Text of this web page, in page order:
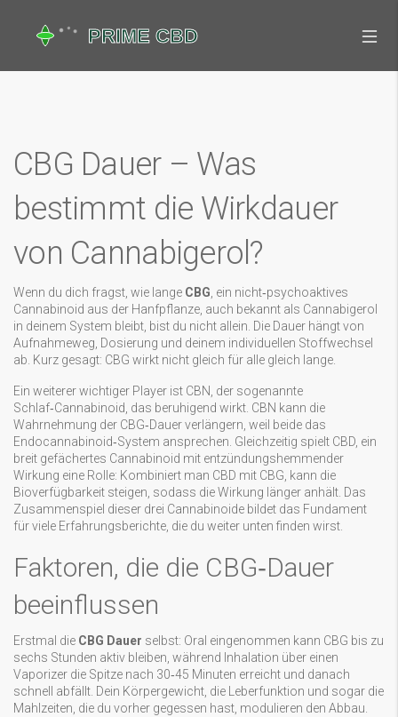
CBG Dauer – Was
bestimmt die Wirkdauer
von Cannabigerol?
Wenn du dich fragst, wie lange CBG ein nicht‑psychoaktives
Cannabinoid aus der Hanfpflanze , auch bekannt als Cannabigerol
in deinem System bleibt, bist du nicht allein. Die Dauer hängt von
Aufnahmeweg, Dosierung und deinem individuellen Stoffwechsel
ab. Kurz gesagt: CBG wirkt nicht gleich für alle gleich lange.
Ein weiterer wichtiger Player ist CBN der sogenannte
Schlaf‑Cannabinoid, das beruhigend wirkt . CBN kann die
Wahrnehmung der CBG‑Dauer verlängern, weil beide das
Endocannabinoid‑System ansprechen. Gleichzeitig spielt CBD ein
breit gefächertes Cannabinoid mit entzündungshemmender
Wirkung eine Rolle: Kombiniert man CBD mit CBG, kann die
Bioverfügbarkeit steigen, sodass die Wirkung länger anhält. Das
Zusammenspiel dieser drei Cannabinoide bildet das Fundament
für viele Erfahrungsberichte, die du weiter unten finden wirst.
Faktoren, die die CBG‑Dauer
beeinflussen
Erstmal die CBG Dauer selbst: Oral eingenommen kann CBG bis zu
sechs Stunden aktiv bleiben, während Inhalation über einen
Vaporizer die Spitze nach 30‑45 Minuten erreicht und danach
schnell abfällt. Dein Körpergewicht, die Leberfunktion und sogar die
Mahlzeiten, die du vorher gegessen hast, modulieren den Abbau.